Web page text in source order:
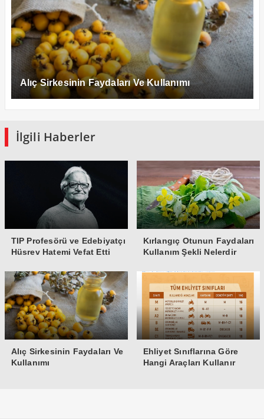
Alıç Sirkesinin Faydaları Ve Kullanımı
İlgili Haberler
TIP Profesörü ve Edebiyatçı
Hüsrev Hatemi Vefat Etti
Kırlangıç Otunun Faydaları
Kullanım Şekli Nelerdir
Alıç Sirkesinin Faydaları Ve
Kullanımı
Ehliyet Sınıflarına Göre
Hangi Araçları Kullanır